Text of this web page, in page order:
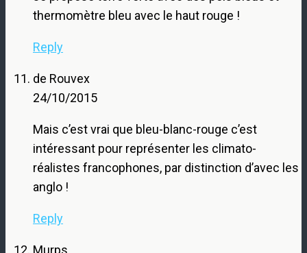
thermomètre bleu avec le haut rouge !
Reply
de Rouvex
24/10/2015
Mais c’est vrai que bleu-blanc-rouge c’est
intéressant pour représenter les climato-
réalistes francophones, par distinction d’avec les
anglo !
Reply
Murps